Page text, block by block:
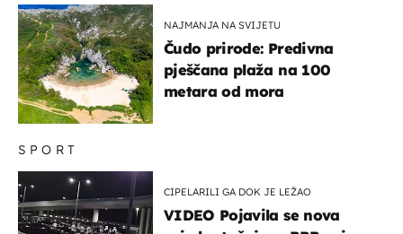
SPORT
CIPELARILI GA DOK JE LEŽAO
VIDEO Pojavila se nova
NAJMANJA NA SVIJETU
Čudo prirode: Predivna
pješčana plaža na 100
metara od mora